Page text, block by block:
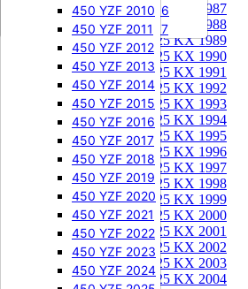
525 EXC-F 2006
525 EXC-F 2007
450 YZF 2010
450 YZF 2011
450 YZF 2012
450 YZF 2013
450 YZF 2014
450 YZF 2015
450 YZF 2016
450 YZF 2017
450 YZF 2018
450 YZF 2019
450 YZF 2020
450 YZF 2021
450 YZF 2022
450 YZF 2023
450 YZF 2024
125 KX 1987
125 KX 1988
125 KX 1989
125 KX 1990
125 KX 1991
125 KX 1992
125 KX 1993
125 KX 1994
125 KX 1995
125 KX 1996
125 KX 1997
125 KX 1998
125 KX 1999
125 KX 2000
125 KX 2001
125 KX 2002
125 KX 2003
125 KX 2004